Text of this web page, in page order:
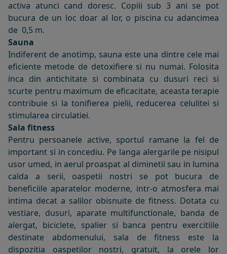
activa atunci cand doresc. Copiii sub 3 ani se pot
bucura de un loc doar al lor, o piscina cu adancimea
de 0,5 m.
Sauna
Indiferent de anotimp, sauna este una dintre cele mai
eficiente metode de detoxifiere si nu numai. Folosita
inca din antichitate si combinata cu dusuri reci si
scurte pentru maximum de eficacitate, aceasta terapie
contribuie si la tonifierea pielii, reducerea celulitei si
stimularea circulatiei.
Sala fitness
Pentru persoanele active, sportul ramane la fel de
important si in concediu. Pe langa alergarile pe nisipul
usor umed, in aerul proaspat al diminetii sau in lumina
calda a serii, oaspetii nostri se pot bucura de
beneficiile aparatelor moderne, intr-o atmosfera mai
intima decat a salilor obisnuite de fitness. Dotata cu
vestiare, dusuri, aparate multifunctionale, banda de
alergat, biciclete, spalier si banca pentru exercitiile
destinate abdomenului, sala de fitness este la
dispozitia oaspetilor nostri, gratuit, la orele lor